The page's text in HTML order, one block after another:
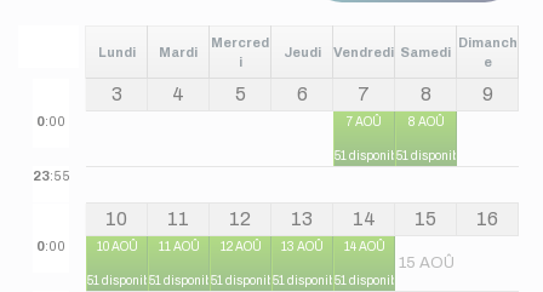
Lundi Mardi
Mercred
i
Jeudi Vendredi Samedi
Dimanch
e
3 4 5 6 7 8 9
0:00 7 AOÛ
51 disponibles
8 AOÛ
51 disponibles
23:55
10 11 12 13 14 15 16
0:00 10 AOÛ
51 disponibles
11 AOÛ
51 disponibles
12 AOÛ
51 disponibles
13 AOÛ
51 disponibles
14 AOÛ
51 disponibles
15 AOÛ